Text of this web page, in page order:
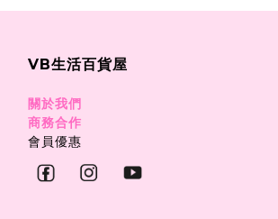
VB生活百貨屋
關於我們
商務合作
會員優惠